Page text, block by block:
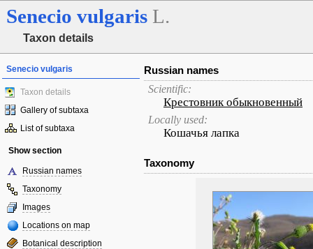
Senecio vulgaris L.
Taxon details
Senecio vulgaris
Taxon details
Gallery of subtaxa
List of subtaxa
Show section
Russian names
Taxonomy
Images
Locations on map
Botanical description
Russian names
Scientific:
Крестовник обыкновенный
Locally used:
Кошачья лапка
Taxonomy